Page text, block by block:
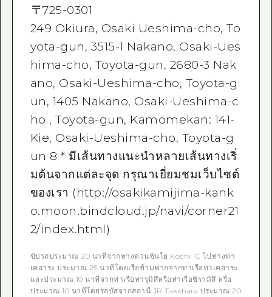
〒725-0301
249 Okiura, Osaki Ueshima-cho, To
yota-gun, 3515-1 Nakano, Osaki-Ues
hima-cho, Toyota-gun, 2680-3 Nak
ano, Osaki-Ueshima-cho, Toyota-g
un, 1405 Nakano, Osaki-Ueshima-c
ho , Toyota-gun, Kamomekan: 141-
Kie, Osaki-Ueshima-cho, Toyota-g
un 8 * มีเส้นทางแนะนำหลายเส้นทางเริ่
มต้นจากแต่ละจุด กรุณาเยี่ยมชมเว็บไซต์
ของเรา (http://osakikamijima-kank
o.moon.bindcloud.jp/navi/corner21
2/index.html)
ขับรถประมาณ 20 นาทีจากทางด่วนซันโย Kochi IC ไปทางทา
เคฮาระ ประมาณ 25 นาทีโดยเรือข้ามฟากจากท่าเรือทาเคฮาระ
และประมาณ 10 นาทีจากท่าเรือทารุมิสึหรือท่าเรือชิรามิสึ หรือ
ประมาณ 10 นาทีโดยรถบัสจากสถานี JR Takehara ประมาณ 20